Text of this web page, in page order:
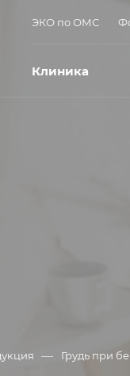
ЭКО по ОМС
Клиника
— Грудь при